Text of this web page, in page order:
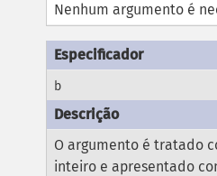
Nenhum argumento é
b
O argumento é tratado
inteiro e apresentado